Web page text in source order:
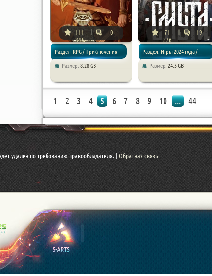
111
846
0
Раздел: RPG / Приключения
Размер: 8.28 GB
71
876
19
Раздел: Игры 2024 года /
Размер: 24.5 GB
1 2 3 4 5 6 7 8 9 10 ... 44
удален по требованию правообладателя. |Обратная связь